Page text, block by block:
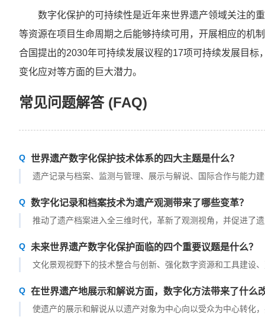
数字化保护的可持续性是近年来世界遗产领域关注的
等资源在项目生命周期之后能够持续可用，开展相应的机
合国提出的2030年可持续发展议程的17项可持续发展目
变化应对等方面的巨大潜力。
常见问题解答 (FAQ)
世界遗产数字化保护技术体系的四大主题是什么？
遗产记录与档案、监测与管理、展示与解说、国际合作与能力
数字化记录和档案技术为遗产观测带来了哪些变革？
推动了遗产档案进入全三维时代，革新了观测视角，并促进了
未来世界遗产数字化保护面临的四个重要议题是什么？
文化景观视野下的技术整合与创新、强化数字资源和工具建设
在世界遗产地展示和解说方面，数字化方法带来了什么
使遗产的展示和解说从以遗产对象为中心向以受众为中心转化